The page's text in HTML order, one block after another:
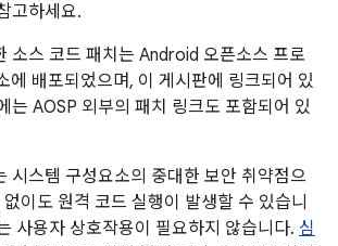
고하세요.
소스 코드 패치는 Android 오픈소스 프로
에 배포되었으며, 이 게시판에 링크되어 있
는 AOSP 외부의 패치 링크도 포함되어 있
시스템 구성요소의 중대한 보안 취약점으
이도 원격 코드 실행이 발생할 수 있습니
사용자 상호작용이 필요하지 않습니다. 심